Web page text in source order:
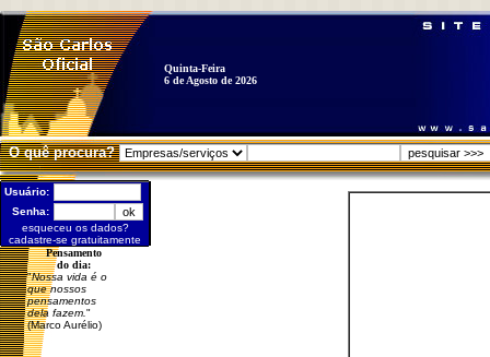
Quinta-Feira
6 de Agosto de 2026
O quê procura?
Usuário:
Senha:
esqueceu os dados?
cadastre-se gratuitamente
Pensamento
do dia:
"Nossa vida é o
que nossos
pensamentos
dela fazem. "
(Marco Aurélio)